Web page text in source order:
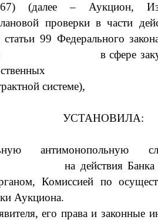
) (далее – Аукцион,
проверки в части
99 Федерального
в сфере
системе),
УСТАНОВИЛА:
антимонопольную
на действияБанка
Комиссией по
Аукциона.
его права и законные